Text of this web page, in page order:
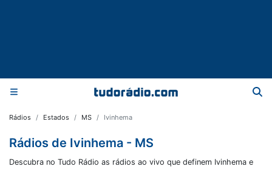
Rádios Estados MS Ivinhema
Rádios de Ivinhema - MS
Descubra no Tudo Rádio as rádios ao vivo que definem Ivinhema e